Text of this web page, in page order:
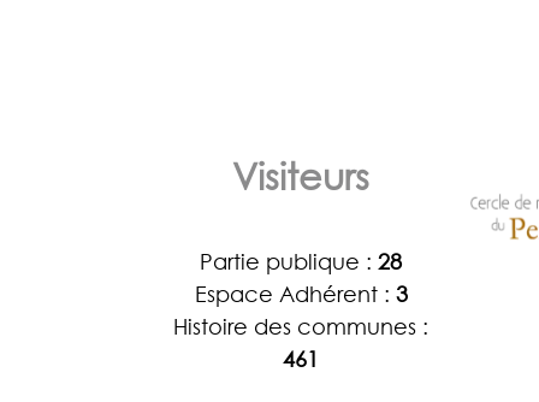
Visiteurs
Partie publique : 28
Espace Adhérent : 3
Histoire des communes :
461